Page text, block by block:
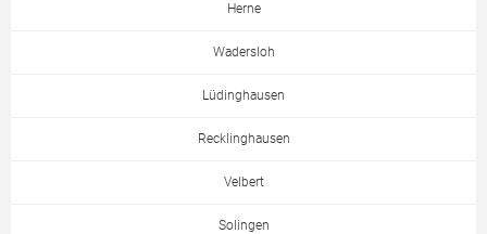
Herne
Wadersloh
Lüdinghausen
Recklinghausen
Velbert
Solingen